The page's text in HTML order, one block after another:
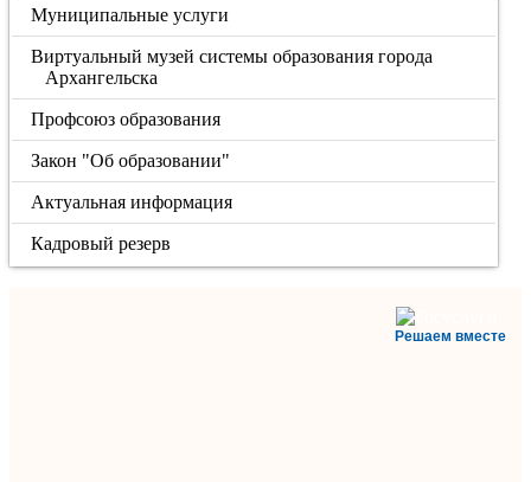
Муниципальные услуги
Виртуальный музей системы образования города
Архангельска
Профсоюз образования
Закон "Об образовании"
Актуальная информация
Кадровый резерв
Решаем вместе